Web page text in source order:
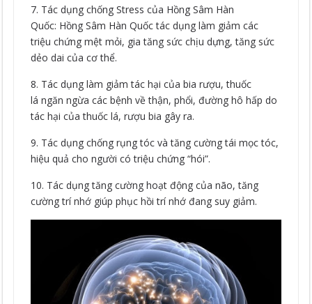
7. Tác dụng chống Stress của Hồng Sâm Hàn
Quốc: Hồng Sâm Hàn Quốc tác dụng làm giảm các
triệu chứng mệt mỏi, gia tăng sức chịu dựng, tăng sức
dẻo dai của cơ thể.
8. Tác dụng làm giảm tác hại của bia rượu, thuốc
lá ngăn ngừa các bệnh về thận, phổi, đường hô hấp do
tác hại của thuốc lá, rượu bia gây ra.
9. Tác dụng chống rụng tóc và tăng cường tái mọc tóc,
hiệu quả cho người có triệu chứng “hói”.
10. Tác dụng tăng cường hoạt động của não, tăng
cường trí nhớ giúp phục hồi trí nhớ đang suy giảm.